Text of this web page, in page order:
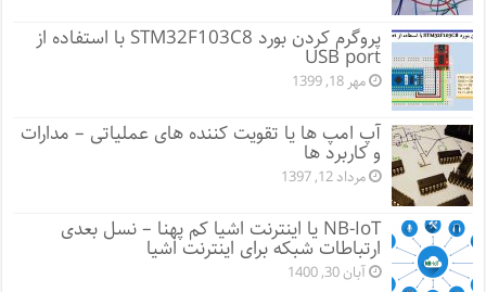
پروگرم کردن بورد STM32F103C8 با استفاده از
USB port
مهر 18, 1399
آپ امپ ها یا تقویت کننده های عملیاتی – مدارات
و کاربرد ها
مرداد 12, 1397
NB-IoT یا اینترنت اشیا کم پهنا – نسل بعدی
ارتباطات شبکه برای اینترنت اشیا
آبان 30, 1400